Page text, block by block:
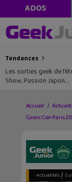
ADOS
Tendances
Les sorties geek de
Show, Passion Japon…
Accueil
Comic Con Paris
Actualités/